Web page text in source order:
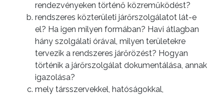
rendezvényeken történő közreműködést?
rendszeres közterületi járőrszolgálatot lát-e
el? Ha igen milyen formában? Havi átlagban
hány szolgálati órával, milyen területekre
tervezik a rendszeres járőrözést? Hogyan
történik a járőrszolgálat dokumentálása, annak
igazolása?
mely társszervekkel, hatóságokkal,